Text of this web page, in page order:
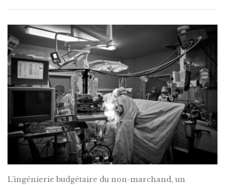
L’ingénierie budgétaire du non-marchand, un